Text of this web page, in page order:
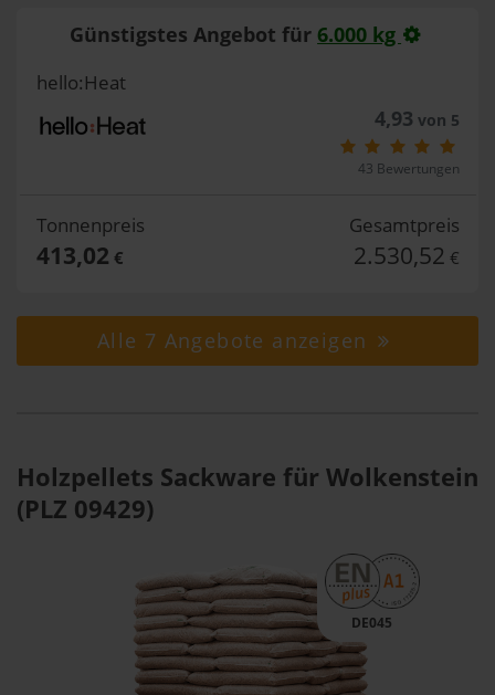
Günstigstes Angebot für 6.000 kg
hello:Heat
4,93 von 5
43 Bewertungen
Tonnenpreis
413,02 €
Gesamtpreis
2.530,52 €
Alle 7 Angebote anzeigen
Holzpellets Sackware für Wolkenstein
(PLZ 09429)
DE045